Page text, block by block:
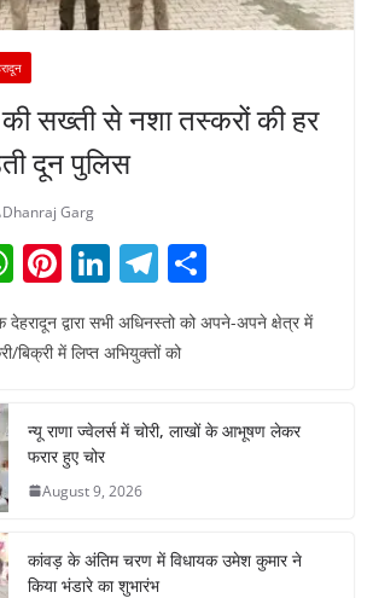
सख्ती से नशा तस्करों की हर
दून पुलिस
Dhanraj Garg
W
h
at
A
p
p
Pi
er
st
Li
n
k
dI
T
el
e
a
m
h
ar
देहरादून द्वारा सभी अधिनस्तो को अपने-अपने क्षेत्र में
बिक्री में लिप्त अभियुक्तों को
न्यू राणा ज्वेलर्स में चोरी, लाखों के आभूषण लेकर
फरार हुए चोर
August 9, 2026
कांवड़ के अंतिम चरण में विधायक उमेश कुमार ने
किया भंडारे का शुभारंभ